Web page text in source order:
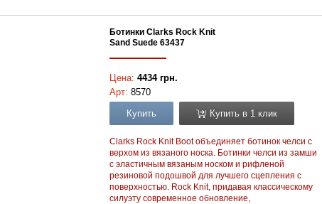
Ботинки Clarks Rock Knit
Sand Suede 63437
Цена: 4434 грн.
Арт: 8570
Купить
Купить в 1 клик
Clarks Rock Knit Boot объединяет ботинок челси с
верхом из вязаного носка. Ботинки челси из замши
с эластичным вязаным носком и рифленой
резиновой подошвой для лучшего сцепления с
поверхностью. Rock Knit, придавая классическому
силуэту современное обновление,